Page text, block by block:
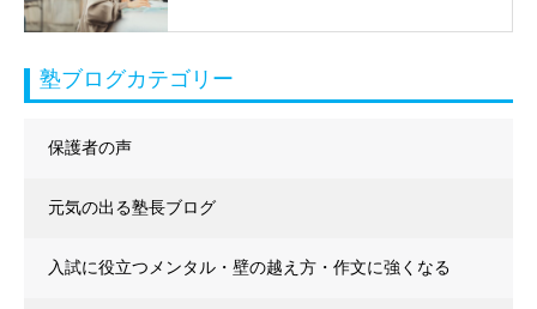
塾ブログカテゴリー
保護者の声
元気の出る塾長ブログ
入試に役立つメンタル・壁の越え方・作文に強くなる